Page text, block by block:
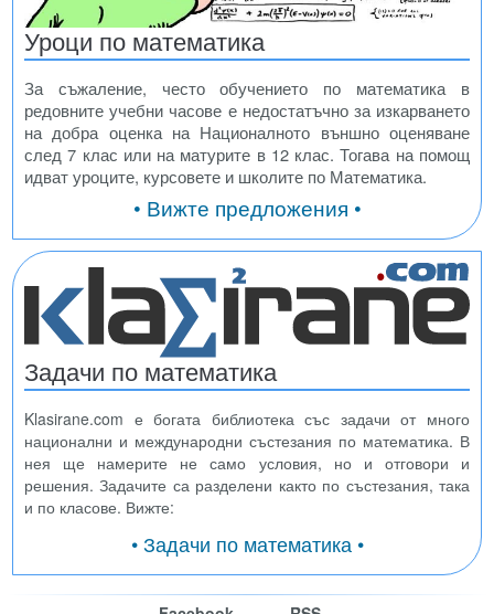
Уроци по математика
За съжаление, често обучението по математика в
редовните учебни часове е недостатъчно за изкарването
на добра оценка на Националното външно оценяване
след 7 клас или на матурите в 12 клас. Тогава на помощ
идват уроците, курсовете и школите по Математика.
• Вижте предложения •
Задачи по математика
Klasirane.com е богата библиотека със задачи от много
национални и международни състезания по математика. В
нея ще намерите не само условия, но и отговори и
решения. Задачите са разделени както по състезания, така
и по класове. Вижте:
• Задачи по математика •